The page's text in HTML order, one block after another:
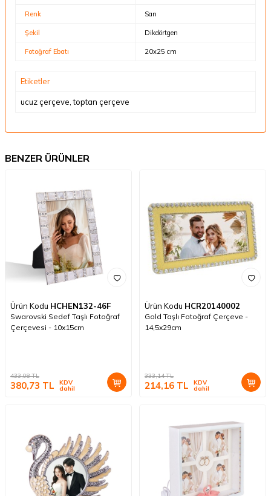
Renk Sarı
Şekil Dikdörtgen
Fotoğraf Ebatı 20x25 cm
Etiketler
ucuz çerçeve ,toptan çerçeve
BENZER ÜRÜNLER
Ürün Kodu HCHEN132-46F
Swarovski Sedef Taşlı Fotoğraf
Çerçevesi - 10x15cm
433,08TL
380,73 TL KDV
dahil
Ürün Kodu HCR20140002
Gold Taşlı Fotoğraf Çerçeve -
14,5x29cm
333,14TL
214,16 TL KDV
dahil